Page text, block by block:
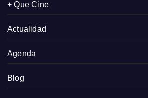
+ Que Cine
Actualidad
Agenda
Blog